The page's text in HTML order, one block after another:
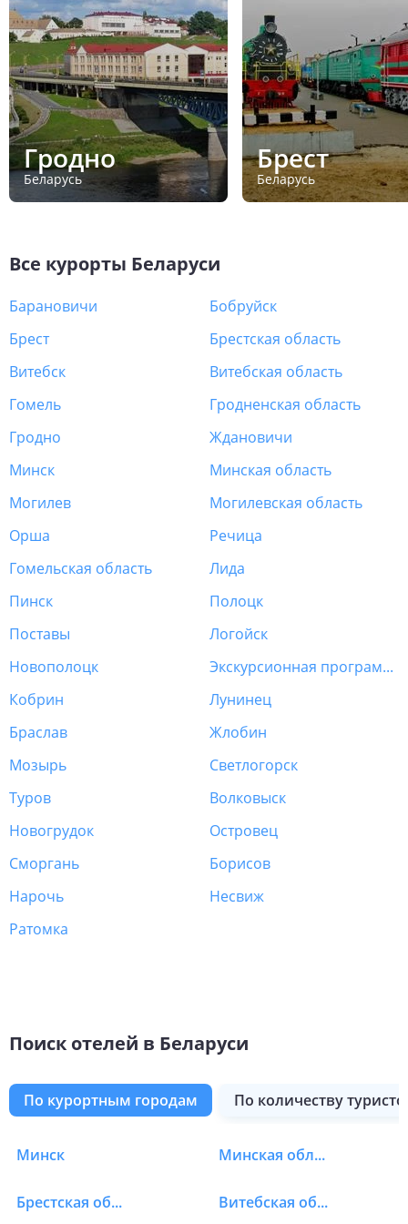
Гродно
Беларусь
Брест
Беларусь
Все курорты Беларуси
Барановичи
Бобруйск
Брест
Брестская область
Витебск
Витебская область
Гомель
Гродненская область
Гродно
Ждановичи
Минск
Минская область
Могилев
Могилевская область
Орша
Речица
Гомельская область
Лида
Пинск
Полоцк
Поставы
Логойск
Новополоцк
Экскурсионная программа Беларусь
Кобрин
Лунинец
Браслав
Жлобин
Мозырь
Светлогорск
Туров
Волковыск
Новогрудок
Островец
Сморгань
Борисов
Нарочь
Несвиж
Ратомка
Поиск отелей в Беларуси
по курортным городам по количеству
Отели в Беларуси в
Минск Минская область
Брестская область Витебская область